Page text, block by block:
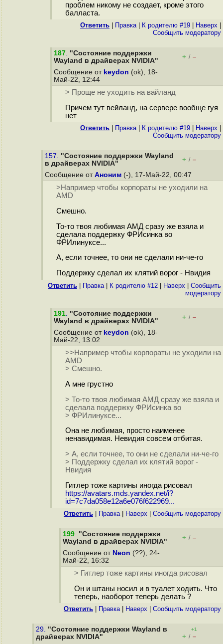
проблем никому не создает, кроме этого
балласта.
Ответить Правка| К родителю #19 Наверх
Cообщить модератору
187. "Состояние поддержки
Wayland в драйверах NVIDIA"
+ / –
Сообщение от keydon (ok), 18-
Май-22, 12:44
> Проще не уходить на вайланд
Причем тут вейланд, на сервере вообще гуя
нет
Ответить Правка| К родителю #19 Наверх
Cообщить модератору
157. "Состояние поддержки Wayland
в драйверах NVIDIA"
+ / –
Сообщение от Аноним (-), 17-Май-22, 00:47
>Например чтобы корпораты не уходили на
AMD
Смешно.
То-то твоя любимая АМД сразу же взяла и
сделала поддержку ФРИсинка во
ФРИлинуксе...
А, если точнее, то они не сделали ни-че-го
Поддержку сделал их клятий ворог - Нвидия
Ответить Правка| К родителю #12 Наверх
Cообщить
модератору
191. "Состояние поддержки
Wayland в драйверах NVIDIA"
+ / –
Сообщение от keydon (ok), 18-
Май-22, 13:02
>>Например чтобы корпораты не уходили на
AMD
> Смешно.
А мне грустно
> То-то твоя любимая АМД сразу же взяла и
сделала поддержку ФРИсинка во
> ФРИлинуксе...
Она не любимая, просто наименее
ненавидимая. Невидия совсем отбитая.
> А, если точнее, то они не сделали ни-че-го
> Поддержку сделал их клятий ворог -
Нвидия
Гитлер тоже картины иногда рисовал
https://avatars.mds.yandex.net/i?
id=7c7da058e12a6e076f622969...
Ответить Правка| Наверх Cообщить модератору
199. "Состояние поддержки
Wayland в драйверах NVIDIA"
+ / –
Сообщение от Neon (??), 24-
Май-22, 16:32
> Гитлер тоже картины иногда рисовал
Он и штаны носил и в туалет ходить. Что
теперь, наоборот теперь делать ?
Ответить Правка| Наверх Cообщить модератору
29. "Состояние поддержки Wayland в
драйверах NVIDIA"
+1
+ / –